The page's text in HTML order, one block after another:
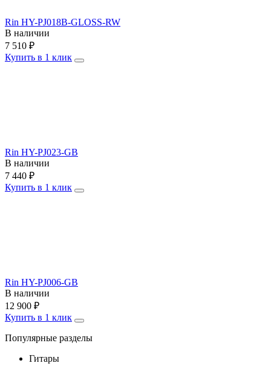
Rin HY-PJ018B-GLOSS-RW
В наличии
7 510 ₽
Купить в 1 клик
Rin HY-PJ023-GB
В наличии
7 440 ₽
Купить в 1 клик
Rin HY-PJ006-GB
В наличии
12 900 ₽
Купить в 1 клик
Популярные разделы
Гитары